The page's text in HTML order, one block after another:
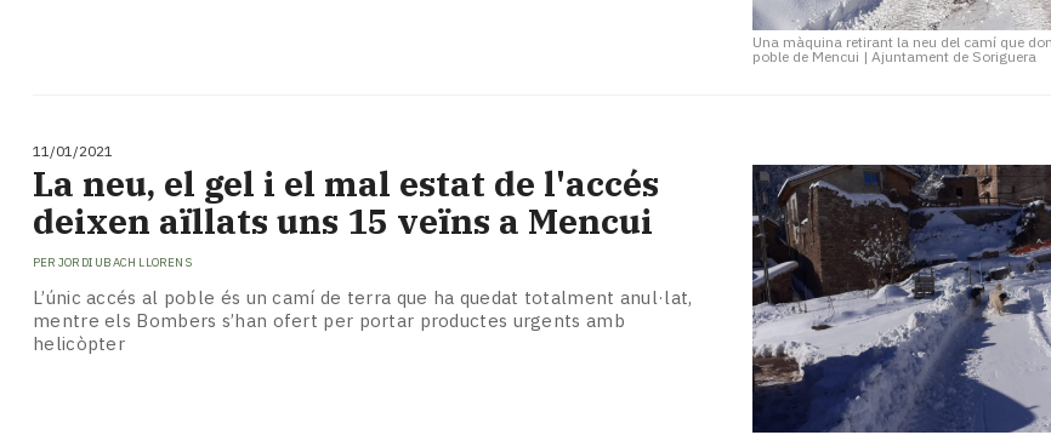
Una màquina retirant la neu del camí que
poble de Mencui |Ajuntament de Soriguera
11/01/2021
La neu, el gel i el mal estat de l'accés
deixen aïllats uns 15 veïns a Mencui
PER JORDI UBACH LLORENS
L’únic accés al poble és un camí de terra que ha quedat totalment anul·lat,
mentre els Bombers s’han ofert per portar productes urgents amb
helicòpter